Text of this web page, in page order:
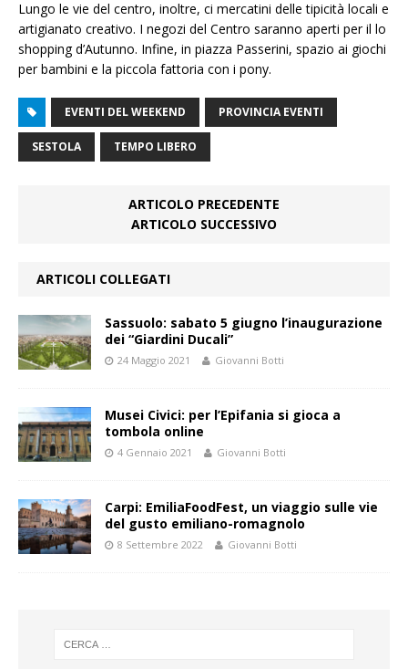
Lungo le vie del centro, inoltre, ci mercatini delle tipicità locali e
artigianato creativo. I negozi del Centro saranno aperti per il lo
shopping d’Autunno. Infine, in piazza Passerini, spazio ai giochi
per bambini e la piccola fattoria con i pony.
EVENTI DEL WEEKEND PROVINCIA EVENTI
SESTOLA TEMPO LIBERO
ARTICOLO PRECEDENTE
ARTICOLO SUCCESSIVO
ARTICOLI COLLEGATI
Sassuolo: sabato 5 giugno l’inaugurazione
dei “Giardini Ducali”
24 Maggio 2021 Giovanni Botti
Musei Civici: per l’Epifania si gioca a
tombola online
4 Gennaio 2021 Giovanni Botti
Carpi: EmiliaFoodFest, un viaggio sulle vie
del gusto emiliano-romagnolo
8 Settembre 2022 Giovanni Botti